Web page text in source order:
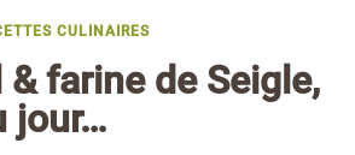
CULINAIRES
farine de Seigle,
jour…